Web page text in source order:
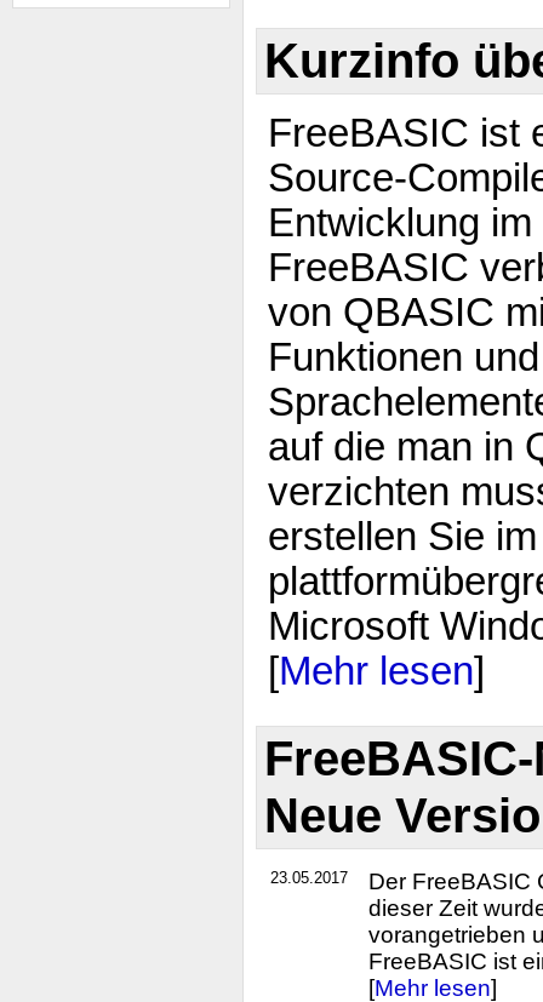
Kurzinfo
FreeBASIC ist
Source-
Entwicklung
FreeBASIC
von QBASIC
Funktionen
auf die man in
verzichten
erstellen Sie
Microsoft
[Mehr lesen]
Neue
23.05.2017
Der FreeBASIC
dieser Zeit
vorangetrieben
FreeBASIC ist
[Mehr lesen]